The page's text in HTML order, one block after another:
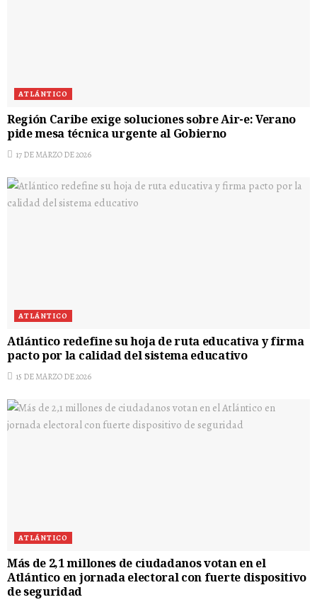
ATLÁNTICO
Región Caribe exige soluciones sobre Air-e: Verano
pide mesa técnica urgente al Gobierno
17 DE MARZO DE 2026
ATLÁNTICO
Atlántico redefine su hoja de ruta educativa y firma
pacto por la calidad del sistema educativo
15 DE MARZO DE 2026
ATLÁNTICO
Más de 2,1 millones de ciudadanos votan en el
Atlántico en jornada electoral con fuerte dispositivo
de seguridad